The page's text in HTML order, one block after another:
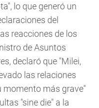
lo que generó un
del
reacciones de los
de Asuntos
declaró que "Milei,
las relaciones
momento más grave"
"sine die" a la